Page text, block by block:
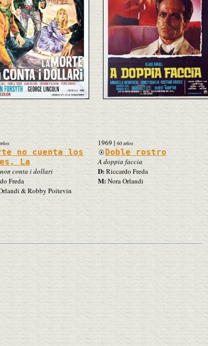
no cuenta los
La
conta i dollari
Freda
& Robby Poitevin
1969 | 60 años
Doble rostro
A doppia faccia
D: Riccardo Freda
M: Nora Orlandi